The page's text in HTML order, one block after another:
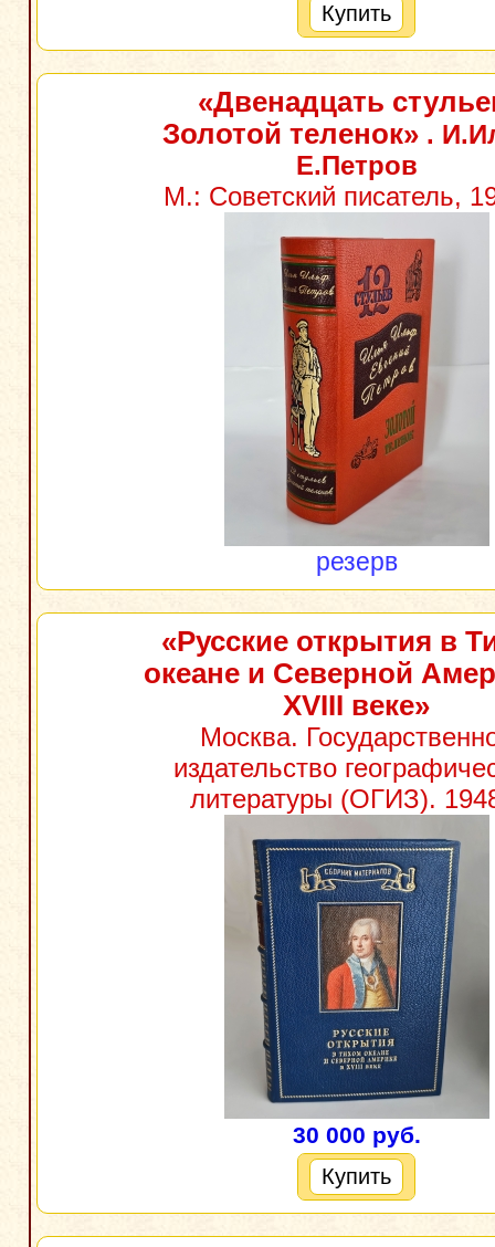
Купить
«Двенадцать
Золотой теленок».
Е.Петров
М.: Советский писатель,
резерв
«Русские открытия в
океане и Северной
XVIII веке»
Москва.
издательство
литературы (ОГИЗ).
30 000 руб.
Купить